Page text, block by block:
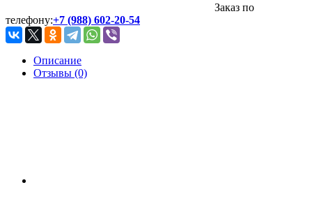
Заказ по
телефону:+7 (988) 602-20-54
Описание
Отзывы (0)